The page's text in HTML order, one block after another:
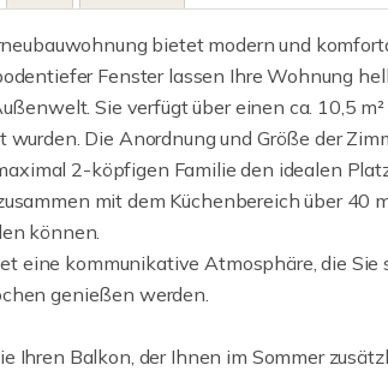
bietet modern und
Fenster lassen Ihre Wohnung
Sie verfügt über einen ca. 10,5
Die Anordnung und Größe der
2-köpfigen Familie den idealen
mit dem Küchenbereich über 40
können.
eine kommunikative Atmosphäre, die
genießen werden.
Ihren Balkon, der Ihnen im Sommer